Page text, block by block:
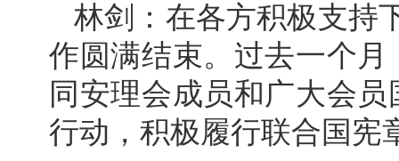
林剑：在各方积极支持
作圆满结束。过去一个
同安理会成员和广大会
行动，积极履行联合国宪